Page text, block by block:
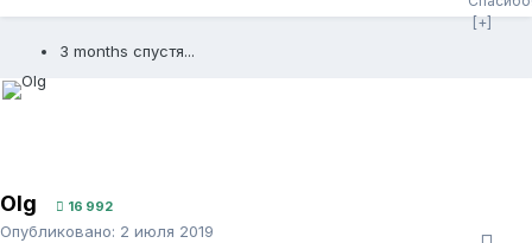
3 months спустя...
Olg 16 992
Опубликовано: 2 июля 2019